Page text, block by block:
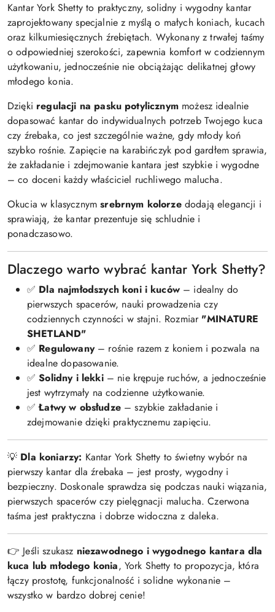
Kantar York Shetty to praktyczny, solidny i wygodny kantar
zaprojektowany specjalnie z myślą o małych koniach, kucach
oraz kilkumiesięcznych źrebiętach. Wykonany z trwałej taśmy
o odpowiedniej szerokości, zapewnia komfort w codziennym
użytkowaniu, jednocześnie nie obciążając delikatnej głowy
młodego konia.
Dzięki regulacji na pasku potylicznymmożesz idealnie
dopasować kantar do indywidualnych potrzeb Twojego kuca
czy źrebaka, co jest szczególnie ważne, gdy młody koń
szybko rośnie. Zapięcie na karabińczyk pod gardłem sprawia,
że zakładanie i zdejmowanie kantara jest szybkie i wygodne
– co doceni każdy właściciel ruchliwego malucha.
Okucia w klasycznymsrebrnym kolorzedodają elegancji i
sprawiają, że kantar prezentuje się schludnie i
ponadczasowo.
Dlaczego warto wybrać kantar York Shetty?
✅ Dla najmłodszych koni i kuców– idealny do
pierwszych spacerów, nauki prowadzenia czy
codziennych czynności w stajni. Rozmiar "MINATURE
SHETLAND"
✅ Regulowany– rośnie razem z koniem i pozwala na
idealne dopasowanie.
✅Solidny i lekki– nie krępuje ruchów, a jednocześnie
jest wytrzymały na codzienne użytkowanie.
✅Łatwy w obsłudze– szybkie zakładanie i
zdejmowanie dzięki praktycznemu zapięciu.
💡 Dla koniarzy: Kantar York Shetty to świetny wybór na
pierwszy kantar dla źrebaka – jest prosty, wygodny i
bezpieczny. Doskonale sprawdza się podczas nauki wiązania,
pierwszych spacerów czy pielęgnacji malucha. Czerwona
taśma jest praktyczna i dobrze widoczna z daleka.
👉 Jeśli szukasz niezawodnego i wygodnego kantara dla
kuca lub młodego konia, York Shetty to propozycja, która
łączy prostotę, funkcjonalność i solidne wykonanie –
wszystko w bardzo dobrej cenie!